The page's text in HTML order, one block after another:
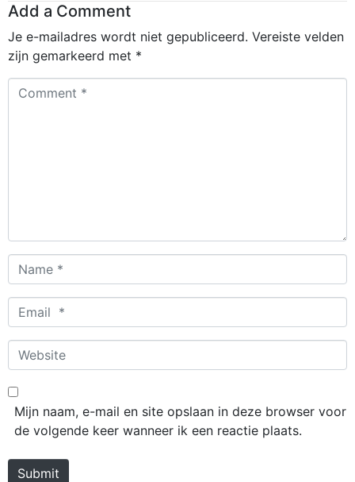
Add a Comment
Je e-mailadres wordt niet gepubliceerd. Vereiste velden
zijn gemarkeerd met *
Comment
Name
*
Email
*
Website
Mijn naam, e-mail en site opslaan in deze browser voor
de volgende keer wanneer ik een reactie plaats.
Submit